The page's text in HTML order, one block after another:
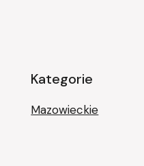
Kategorie
Mazowieckie